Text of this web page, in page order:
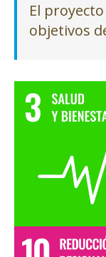
El
objetivos